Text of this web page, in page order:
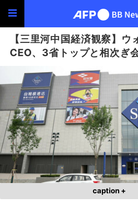
【三里河中国経済観察】ウ
CEO、3省トップと相次ぎ
caption +